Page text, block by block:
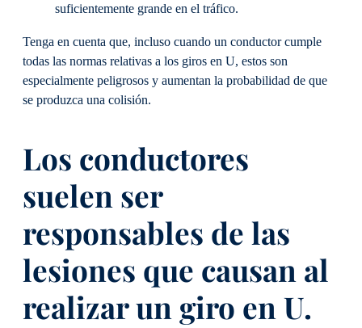
suficientemente grande en el tráfico.
Tenga en cuenta que, incluso cuando un conductor cumple
todas las normas relativas a los giros en U, estos son
especialmente peligrosos y aumentan la probabilidad de que
se produzca una colisión.
Los conductores
suelen ser
responsables de las
lesiones que causan al
realizar un giro en U.